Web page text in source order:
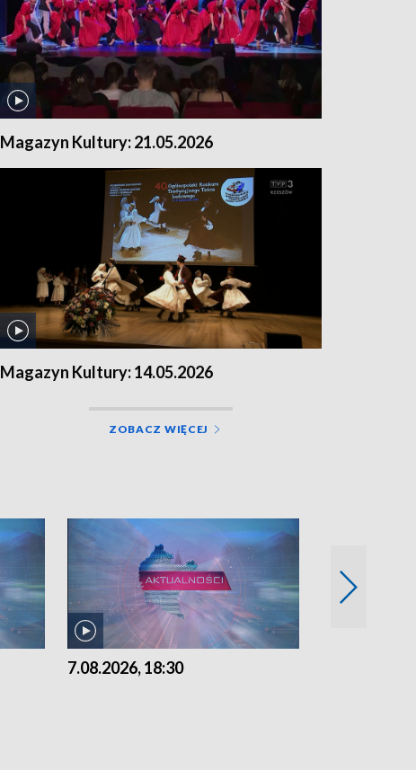
Magazyn Kultury: 21.05.2026
Magazyn Kultury: 14.05.2026
ZOBACZ WIĘCEJ
7.08.2026, 18:30